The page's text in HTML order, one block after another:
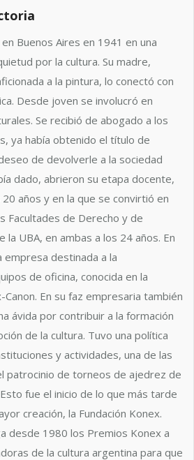
en Buenos Aires en 1941 en una
por la cultura. Su madre,
a la pintura, lo conectó con
Desde joven se involucró en
Se recibió de abogado a los
ya había obtenido el título de
de devolverle a la sociedad
dado, abrieron su etapa docente,
años y en la que se convirtió en
Facultades de Derecho y de
la UBA, en ambas a los 24 años. En
empresa destinada a la
de oficina, conocida en la
En su faz empresaria también
ávida por contribuir a la formación
de la cultura. Tuvo una política
y actividades, una de las
patrocinio de torneos de ajedrez de
fue el inicio de lo que más tarde
creación, la Fundación Konex.
desde 1980 los Premios Konex a
de la cultura argentina para que